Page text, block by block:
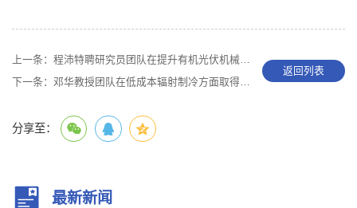
上一条： 程沛特聘研究员团队在提升有机光伏机械性能方面取得新进展
下一条： 邓华教授团队在低成本辐射制冷方面取得进展
返回列表
分享至：
最新新闻